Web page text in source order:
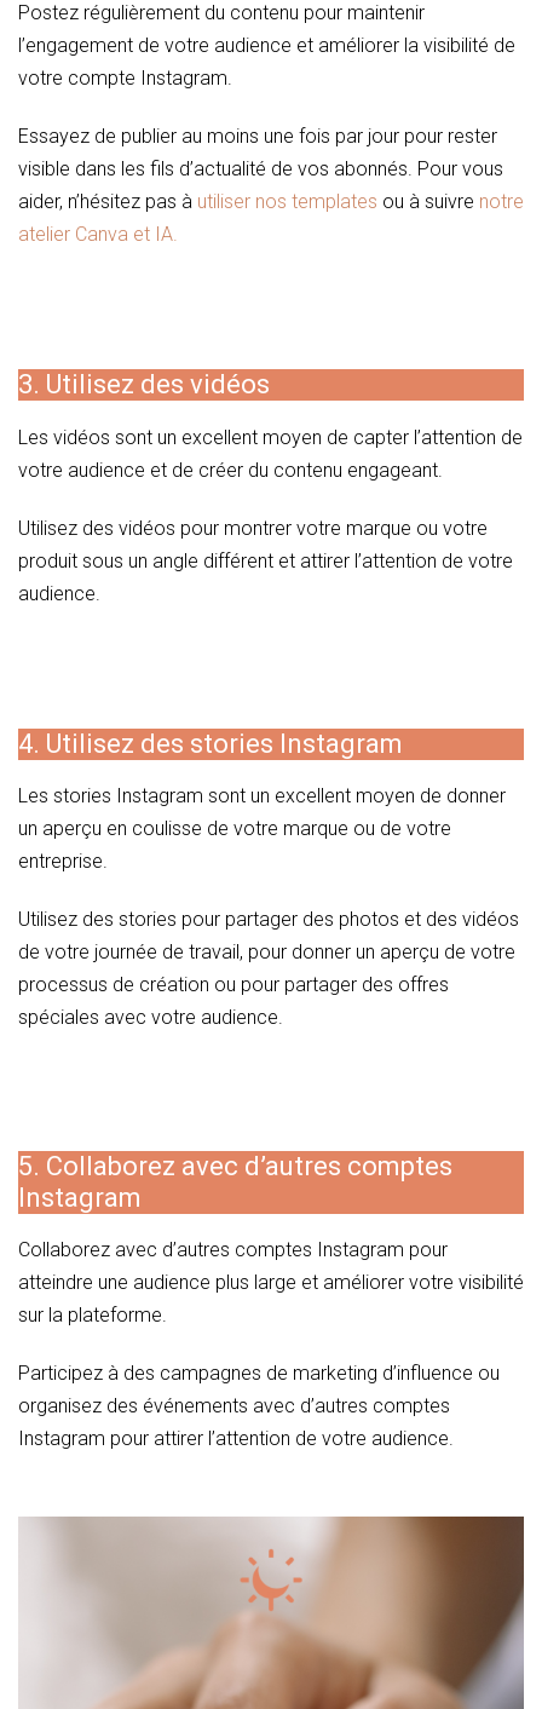
Postez régulièrement du contenu pour maintenir
l’engagement de votre audience et améliorer la visibilité de
votre compte Instagram.
Essayez de publier au moins une fois par jour pour rester
visible dans les fils d’actualité de vos abonnés. Pour vous
aider, n’hésitez pas à utiliser nos templates ou à suivre notre
atelier Canva et IA.
3. Utilisez des vidéos
Les vidéos sont un excellent moyen de capter l’attention de
votre audience et de créer du contenu engageant.
Utilisez des vidéos pour montrer votre marque ou votre
produit sous un angle différent et attirer l’attention de votre
audience.
4. Utilisez des stories Instagram
Les stories Instagram sont un excellent moyen de donner
un aperçu en coulisse de votre marque ou de votre
entreprise.
Utilisez des stories pour partager des photos et des vidéos
de votre journée de travail, pour donner un aperçu de votre
processus de création ou pour partager des offres
spéciales avec votre audience.
5. Collaborez avec d’autres comptes
Instagram
Collaborez avec d’autres comptes Instagram pour
atteindre une audience plus large et améliorer votre visibilité
sur la plateforme.
Participez à des campagnes de marketing d’influence ou
organisez des événements avec d’autres comptes
Instagram pour attirer l’attention de votre audience.